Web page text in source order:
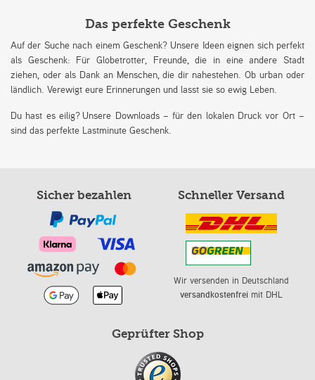
Das perfekte Geschenk
Auf der Suche nach einem Geschenk? Unsere Ideen eignen sich perfekt
als Geschenk: Für Globetrotter, Freunde, die in eine andere Stadt
ziehen, oder als Dank an Menschen, die dir nahestehen. Ob urban oder
ländlich. Verewigt eure Erinnerungen und lasst sie so ewig Leben.
Du hast es eilig? Unsere Downloads – für den lokalen Druck vor Ort –
sind das perfekte Lastminute Geschenk.
Sicher bezahlen Schneller Versand
Wir versenden in Deutschland
versandkostenfreimit DHL
Geprüfter Shop